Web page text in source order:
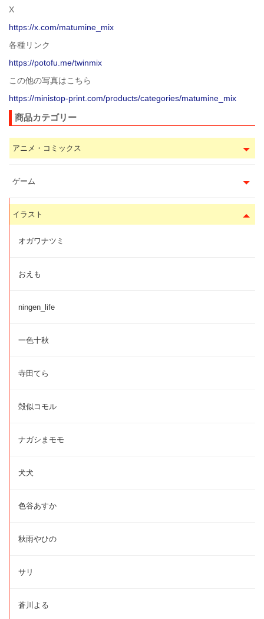
X
https://x.com/matumine_mix
各種リンク
https://potofu.me/twinmix
この他の写真はこちら
https://ministop-print.com/products/categories/matumine_mix
商品カテゴリー
アニメ・コミックス
ゲーム
イラスト
オガワナツミ
おえも
ningen_life
一色十秋
寺田てら
殻似コモル
ナガシまモモ
犬犬
色谷あすか
秋雨やひの
サリ
蒼川よる